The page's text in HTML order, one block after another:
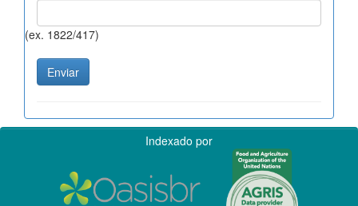
(ex. 1822/417)
Indexado por